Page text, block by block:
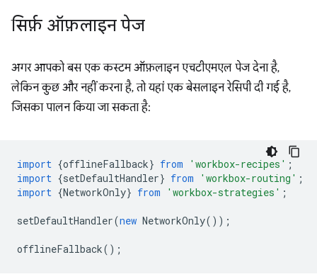
सिर्फ़ ऑफ़लाइन पेज
अगर आपको बस एक कस्टम ऑफ़लाइन एचटीएमएल पेज देना है,
लेकिन कुछ और नहीं करना है, तो यहां एक बेसलाइन रेसिपी दी गई है,
जिसका पालन किया जा सकता है:
import {offlineFallback} from 'workbox-recipes' ;
import {setDefaultHandler} from 'workbox-routing' ;
import {NetworkOnly} from 'workbox-strategies' ;
setDefaultHandler(new NetworkOnly());
offlineFallback();